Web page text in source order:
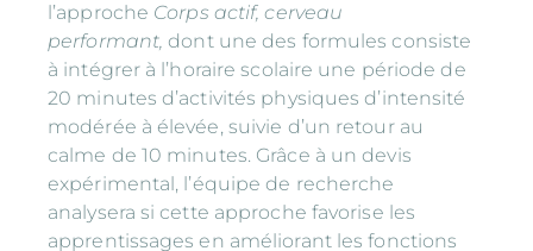
l’approche Corps actif, cerveau
performant,dont une des formules consiste
à intégrer à l’horaire scolaire une période de
20 minutes d’activités physiques d’intensité
modérée à élevée, suivie d’un retour au
calme de 10 minutes. Grâce à un devis
expérimental, l’équipe de recherche
analysera si cette approche favorise les
apprentissages en améliorant les fonctions